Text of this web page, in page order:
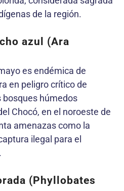
de la región.
azul (Ara
es endémica de
en peligro crítico de
bosques húmedos
Chocó, en el noroeste de
amenazas como la
ilegal para el
(Phyllobates